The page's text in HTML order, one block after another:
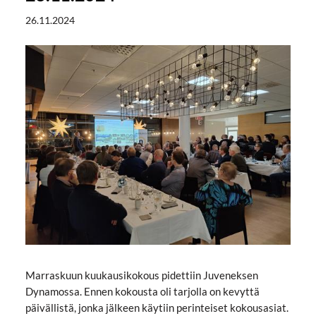
26.11.2024
Marraskuun kuukausikokous pidettiin Juveneksen
Dynamossa. Ennen kokousta oli tarjolla on kevyttä
päivällistä, jonka jälkeen käytiin perinteiset kokousasiat.